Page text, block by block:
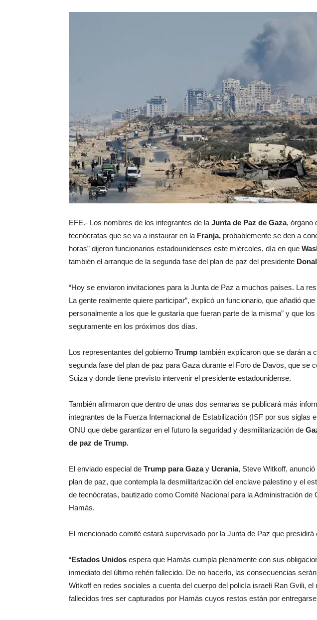
EFE.- Los nombres de los integrantes de la Junta de Paz de Gaza, órgano
tecnócratas que se va a instaurar en la Franja, probablemente se den a
horas” dijeron funcionarios estadounidenses este miércoles, día en que
también el arranque de la segunda fase del plan de paz del presidente
“Hoy se enviaron invitaciones para la Junta de Paz a muchos países. La
La gente realmente quiere participar”, explicó un funcionario, que añadió
personalmente a los que le gustaría que fueran parte de la misma” y que
seguramente en los próximos dos días.
Los representantes del gobierno Trump también explicaron que se darán a
segunda fase del plan de paz para Gaza durante el Foro de Davos, que se
Suiza y donde tiene previsto intervenir el presidente estadounidense.
También afirmaron que dentro de unas dos semanas se publicará más
integrantes de la Fuerza Internacional de Estabilización (ISF por sus siglas
ONU que debe garantizar en el futuro la seguridad y desmilitarización de
de paz de Trump.
El enviado especial de Trump para Gazay Ucrania, Steve Witkoff,
plan de paz, que contempla la desmilitarización del enclave palestino y el
de tecnócratas, bautizado como Comité Nacional para la Administración de
Hamás.
El mencionado comité estará supervisado por la Junta de Paz que presidirá
“Estados Unidos espera que Hamás cumpla plenamente con sus
inmediato del último rehén fallecido. De no hacerlo, las consecuencias
Witkoff en redes sociales a cuenta del cuerpo del policía israelí Ran Gvili, el
fallecidos tres ser capturados por Hamás cuyos restos están por